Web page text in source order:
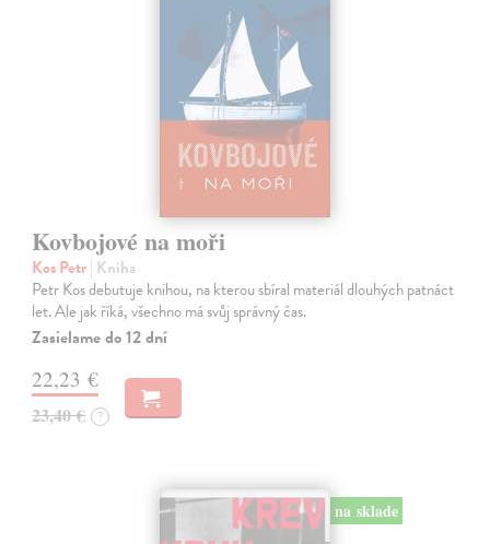
Kovbojové na moři
Kos Petr| Kniha
Petr Kos debutuje knihou, na kterou sbíral materiál dlouhých patnáct
let. Ale jak říká, všechno má svůj správný čas.
Zasielame do 12 dní
22,23 €
23,40 € ?
na sklade